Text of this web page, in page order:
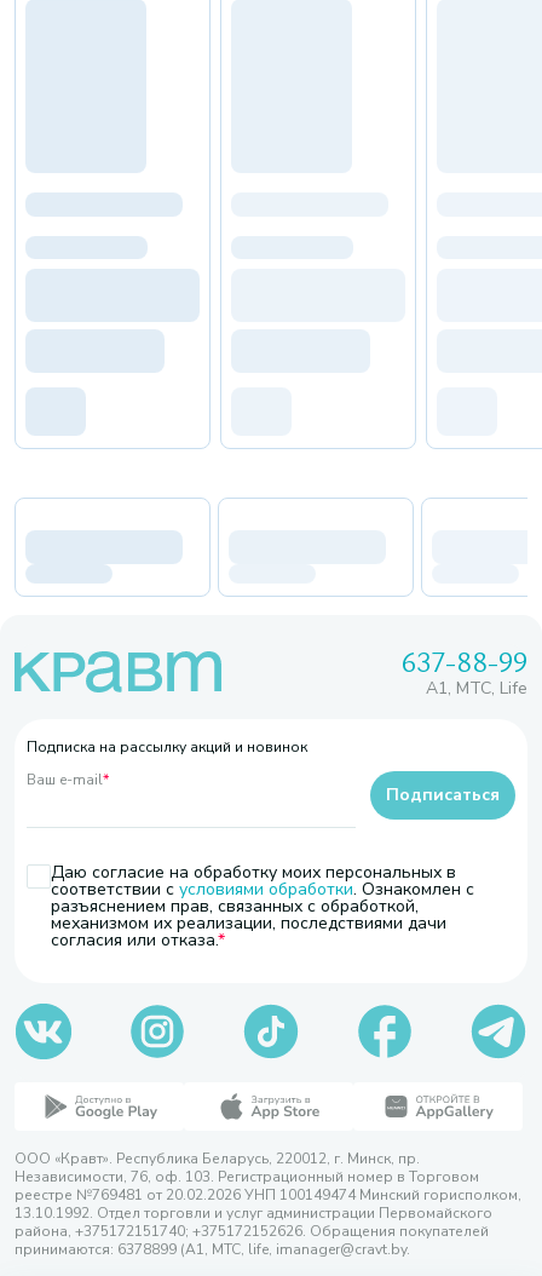
637-88-99
A1, МТС, Life
Подписка на рассылку акций и новинок
Ваш e-mail*
Даю согласие на обработку моих персональных в
соответствии с условиями обработки. Ознакомлен с
разъяснением прав, связанных с обработкой,
механизмом их реализации, последствиями дачи
согласия или отказа.
Подписаться
ООО «Кравт». Республика Беларусь, 220012, г. Минск, пр.
Независимости, 76, оф. 103. Регистрационный номер в Торговом
реестре №769481 от 20.02.2026 УНП 100149474 Минский горисполком,
13.10.1992. Отдел торговли и услуг администрации Первомайского
района, +375172151740; +375172152626. Обращения покупателей
принимаются: 6378899 (А1, МТС, life, imanager@cravt.by.